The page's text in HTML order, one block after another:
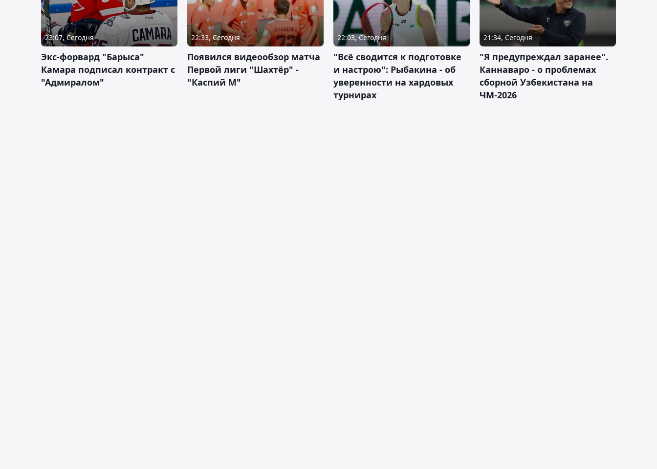
23:07, Сегодня
Экс-форвард "Барыса"
Камара подписал контракт с
"Адмиралом"
22:33, Сегодня
Появился видеообзор матча
Первой лиги "Шахтёр" -
"Каспий М"
22:03, Сегодня
"Всё сводится к подготовке
и настрою": Рыбакина - об
уверенности на хардовых
турнирах
21:34, Сегодня
"Я предупреждал заранее".
Каннаваро - о проблемах
сборной Узбекистана на
ЧМ-2026